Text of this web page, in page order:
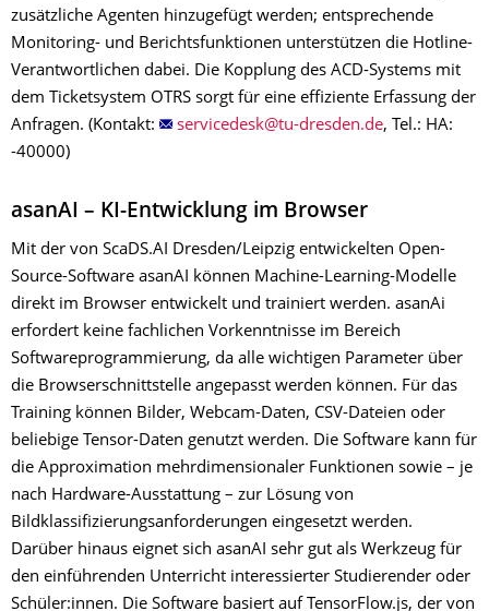
zusätzliche Agenten hinzugefügt werden; entsprechende
Monitoring- und Berichtsfunktionen unterstützen die Hotline-
Verantwortlichen dabei. Die Kopplung des ACD-Systems mit
dem Ticketsystem OTRS sorgt für eine effiziente Erfassung der
Anfragen. (Kontakt:
, Tel.: HA:
-40000)
asanAI – KI-Entwicklung im Browser
Mit der von ScaDS.AI Dresden/Leipzig entwickelten Open-
Source-Software asanAI können Machine-Learning-Modelle
direkt im Browser entwickelt und trainiert werden. asanAi
erfordert keine fachlichen Vorkenntnisse im Bereich
Softwareprogrammierung, da alle wichtigen Parameter über
die Browserschnittstelle angepasst werden können. Für das
Training können Bilder, Webcam-Daten, CSV-Dateien oder
beliebige Tensor-Daten genutzt werden. Die Software kann für
die Approximation mehrdimensionaler Funktionen sowie – je
nach Hardware-Ausstattung – zur Lösung von
Bildklassifizierungsanforderungen eingesetzt werden.
Darüber hinaus eignet sich asanAI sehr gut als Werkzeug für
den einführenden Unterricht interessierter Studierender oder
Schüler:innen. Die Software basiert auf TensorFlow.js, der von